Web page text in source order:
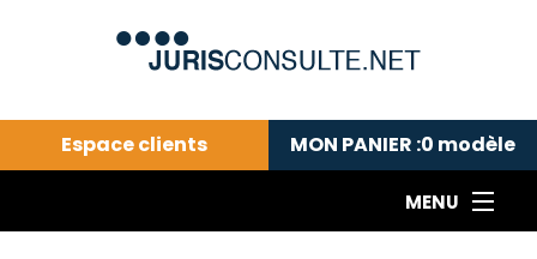
Espace clients MON PANIER :0 modèle
MENU